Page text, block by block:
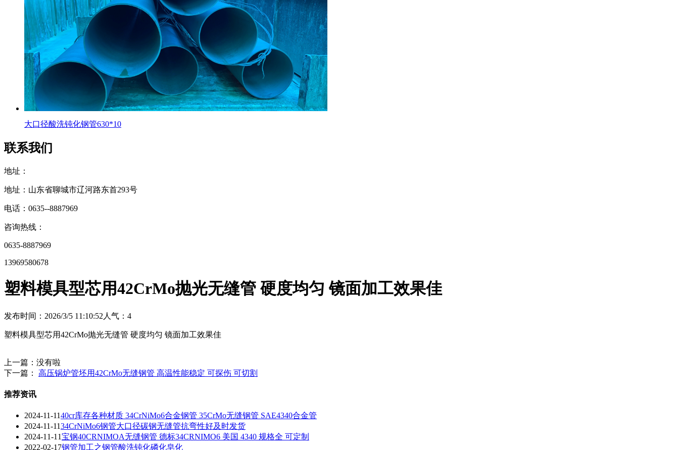
大口径酸洗钝化钢管630*10
联系我们
地址：
地址：山东省聊城市辽河路东首293号
电话：0635--8887969
咨询热线：
0635-8887969
13969580678
塑料模具型芯用42CrMo抛光无缝管 硬度均匀 镜面加工效果佳
发布时间：2026/3/5 11:10:52 人气： 4
塑料模具型芯用42CrMo抛光无缝管 硬度均匀 镜面加工效果佳
上一篇：没有啦
下一篇： 高压锅炉管坯用42CrMo无缝钢管 高温性能稳定 可探伤 可切割
推荐资讯
2024-11-1140cr库存各种材质 34CrNiMo6合金钢管 35CrMo无缝钢管 SAE4340合金管
2024-11-1134CrNiMo6钢管大口径碳钢无缝管抗弯性好及时发货
2024-11-11宝钢40CRNIMOA无缝钢管 德标34CRNIMO6 美国 4340 规格全 可定制
2022-02-17钢管加工之钢管酸洗钝化磷化皂化